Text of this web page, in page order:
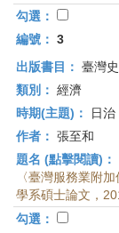
勾選：
編號： 3
出版書目： 臺灣
類別： 經濟
時期(主題)：
日治
作者： 張至和
題名 (點擊閱讀)：
〈臺灣服務業附
學系碩士論文，
勾選：